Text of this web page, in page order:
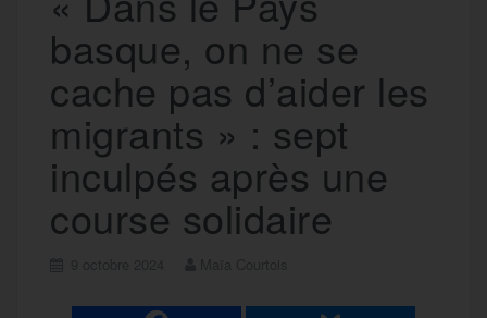
basque, on ne se
cache pas d’aider les
migrants » : sept
inculpés après une
course solidaire